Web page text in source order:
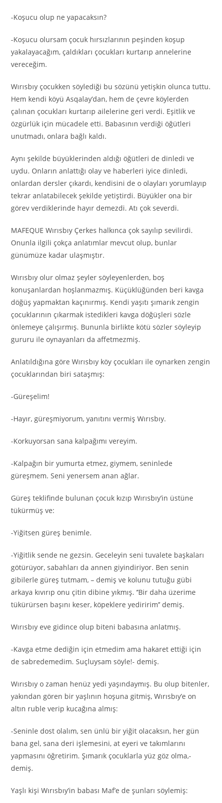
-Koşucu olup ne yapacaksın?
-Koşucu olursam çocuk hırsızlarının peşinden koşup
yakalayacağım, çaldıkları çocukları kurtarıp annelerine
vereceğim.
Wırısbıy çocukken söylediği bu sözünü yetişkin olunca tuttu.
Hem kendi köyü Asqalay’dan, hem de çevre köylerden
çalınan çocukları kurtarıp ailelerine geri verdi. Eşitlik ve
özgürlük için mücadele etti. Babasının verdiği öğütleri
unutmadı, onlara bağlı kaldı.
Aynı şekilde büyüklerinden aldığı öğütleri de dinledi ve
uydu. Onların anlattığı olay ve haberleri iyice dinledi,
onlardan dersler çıkardı, kendisini de o olayları yorumlayıp
tekrar anlatabilecek şekilde yetiştirdi. Büyükler ona bir
görev verdiklerinde hayır demezdi. Atı çok severdi.
MAFEQUE Wırısbıy Çerkes halkınca çok sayılıp sevilirdi.
Onunla ilgili çokça anlatımlar mevcut olup, bunlar
günümüze kadar ulaşmıştır.
Wırısbıy olur olmaz şeyler söyleyenlerden, boş
konuşanlardan hoşlanmazmış. Küçüklüğünden beri kavga
döğüş yapmaktan kaçınırmış. Kendi yaşıtı şımarık zengin
çocuklarının çıkarmak istedikleri kavga döğüşleri sözle
önlemeye çalışırmış. Bununla birlikte kötü sözler söyleyip
gururu ile oynayanları da affetmezmiş.
Anlatıldığına göre Wırısbıy köy çocukları ile oynarken zengin
çocuklarından biri sataşmış:
-Güreşelim!
-Hayır, güreşmiyorum, yanıtını vermiş Wırısbıy.
-Korkuyorsan sana kalpağımı vereyim.
-Kalpağın bir yumurta etmez, giymem, seninlede
güreşmem. Seni yenersem anan ağlar.
Güreş teklifinde bulunan çocuk kızıp Wırısbıy’in üstüne
tükürmüş ve:
-Yiğitsen güreş benimle.
-Yiğitlik sende ne gezsin. Geceleyin seni tuvalete başkaları
götürüyor, sabahları da annen giyindiriyor. Ben senin
gibilerle güreş tutmam, – demiş ve kolunu tutuğu gübi
arkaya kıvırıp onu çitin dibine yıkmış. ‘’Bir daha üzerime
tükürürsen başını keser, köpeklere yediririm’’ demiş.
Wırısbıy eve gidince olup biteni babasına anlatmış.
-Kavga etme dediğin için etmedim ama hakaret ettiği için
de sabredemedim. Suçluysam söyle!- demiş.
Wırısbıy o zaman henüz yedi yaşındaymış. Bu olup bitenler,
yakından gören bir yaşlının hoşuna gitmiş, Wırısbıy’e on
altın ruble verip kucağına almış:
-Seninle dost olalım, sen ünlü bir yiğit olacaksın, her gün
bana gel, sana deri işlemesini, at eyeri ve takımlarını
yapmasını öğretirim. Şımarık çocuklarla yüz göz olma,-
demiş.
Yaşlı kişi Wırısbıy’in babası Maf’e de şunları söylemiş: